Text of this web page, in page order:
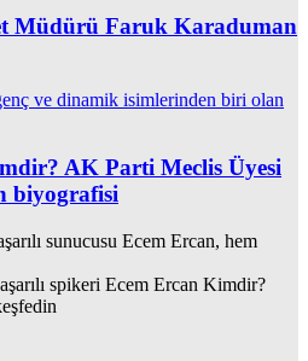
Müdürü Faruk Karaduman
AK Parti Meclis Üyesi
biyografisi
spikeri Ecem Ercan Kimdir?